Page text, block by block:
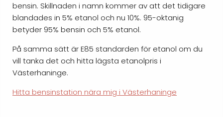
bensin. Skillnaden i namn kommer av att det tidigare
blandades in 5% etanol och nu 10%. 95-oktanig
betyder 95% bensin och 5% etanol.
På samma sätt är E85 standarden för etanol om du
vill tanka det och hitta lägsta etanolpris i
Västerhaninge.
Hitta bensinstation nära mig i Västerhaninge